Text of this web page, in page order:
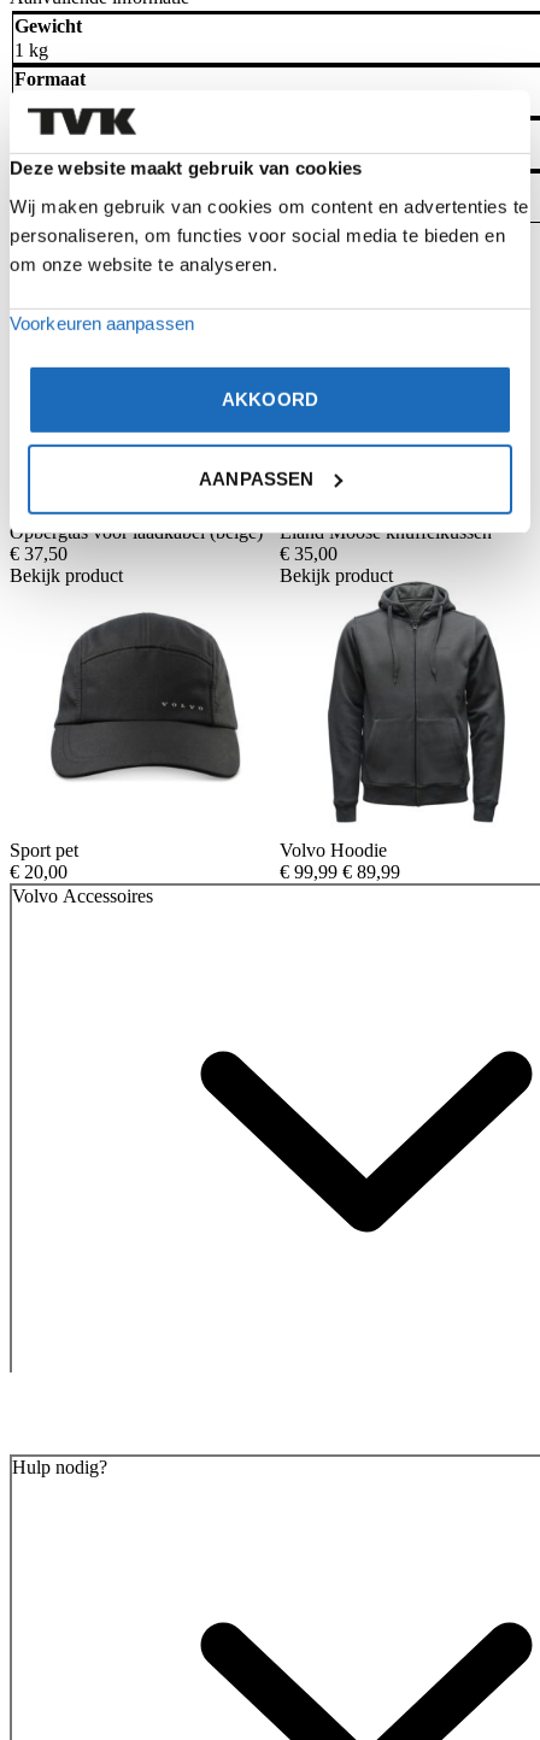
Deze website maakt gebruik van cookies
Wij maken gebruik van cookies om content en advertenties te
personaliseren, om functies voor social media te bieden en
om onze website te analyseren.
Voorkeuren aanpassen
AKKOORD
AANPASSEN
Gewicht
1 kg
Formaat
54 × 67 × 30 mm
Kleur
Zwart
Volvo Parts System no.
32251595
Gerelateerde producten
Bekijk product
Opbergtas voor laadkabel (beige)
€ 37,50
Eland Moose knuffelkussen
€ 35,00
Bekijk product
Sport pet
€ 20,00
Bekijk product
Volvo Hoodie
€ 99,99 Oorspronkelijke
prijs
€ 89,99Huidige
prijs
Volvo Accessoires
Hulp nodig?